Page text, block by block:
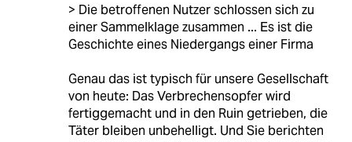
> Die betroffenen Nutzer schlossen sich zu
einer Sammelklage zusammen ... Es ist die
Geschichte eines Niedergangs einer Firma
Genau das ist typisch für unsere Gesellschaft
von heute: Das Verbrechensopfer wird
fertiggemacht und in den Ruin getrieben, die
Täter bleiben unbehelligt. Und Sie berichten